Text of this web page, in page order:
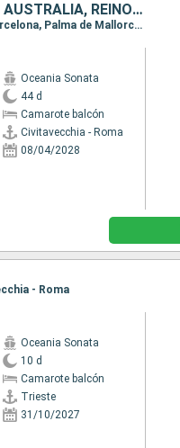
ITALIA, PORTUGAL, ESPAÑA, FRANCIA, BÉLGICA, PAISES BAJOS, AUSTRALIA, REINO UNIDO, NORUEGA, DINAMARCA, ALEMANIA, POLONIA, LITUANIA, LETONIA, ESTONIA, SUECIA
Itinerario : Civitavecchia - Roma, Pisa/Florencia (Livorno), Villefranche, Palamos, Barcelona, Palma de Mallorca, Malaga, Gibraltar, Portimao, Lisboa, Vigo, La Coruña, Gijón, Bilbao, Pauillac, La Rochelle, Le Havre, Zeebrugge, Ijmuiden, Newcastle, Edimbourg, Aberdeen, Fowey, Lerwick, Bergen, Haugesund, Mandal, Oslo, Copenhague, Arhus, Warnemunde, Ronne, Gdansk, Klaipeda, Riga, Visby, Tallin, Estocolmo
Oceania Sonata
44 d
Camarote balcón
Civitavecchia - Roma
08/04/2028
- Roma
Oceania Sonata
10 d
Camarote balcón
Trieste
31/10/2027